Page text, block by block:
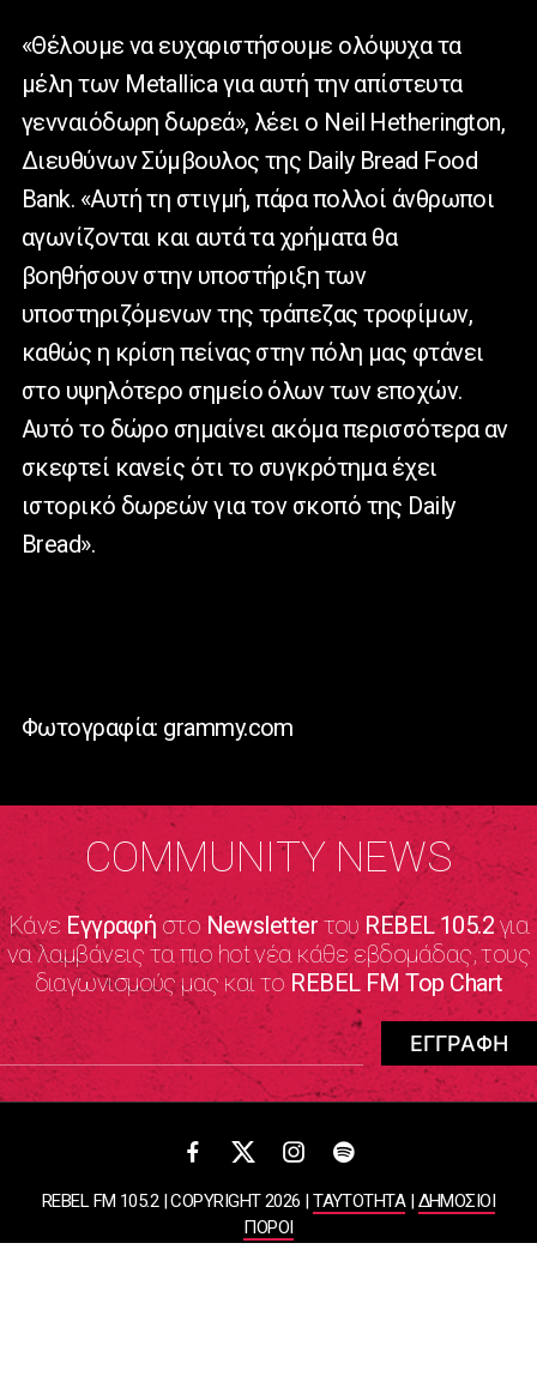
«Θέλουμε να ευχαριστήσουμε ολόψυχα τα
μέλη των Metallicaγια αυτή την απίστευτα
γενναιόδωρη δωρεά», λέει ο Neil Hetherington,
Διευθύνων Σύμβουλος της Daily Bread Food
Bank. «Αυτή τη στιγμή, πάρα πολλοί άνθρωποι
αγωνίζονται και αυτά τα χρήματα θα
βοηθήσουν στην υποστήριξη των
υποστηριζόμενων της τράπεζας τροφίμων,
καθώς η κρίση πείνας στην πόλη μας φτάνει
στο υψηλότερο σημείο όλων των εποχών.
Αυτό το δώρο σημαίνει ακόμα περισσότερα αν
σκεφτεί κανείς ότι το συγκρότημα έχει
ιστορικό δωρεών για τον σκοπό της Daily
Bread».
Φωτογραφία: grammy.com
COMMUNITY NEWS
Κάνε Εγγραφήστο NewsletterτουREBEL 105.2για
να λαμβάνεις τα πιο hot νέα κάθε εβδομάδας, τους
διαγωνισμούς μας και το REBEL FM Top Chart
REBEL FM 105.2 | COPYRIGHT 2026 |ΤΑΥΤΟΤΗΤΑ|ΔΗΜΟΣΙΟΙ
ΠΟΡΟΙ